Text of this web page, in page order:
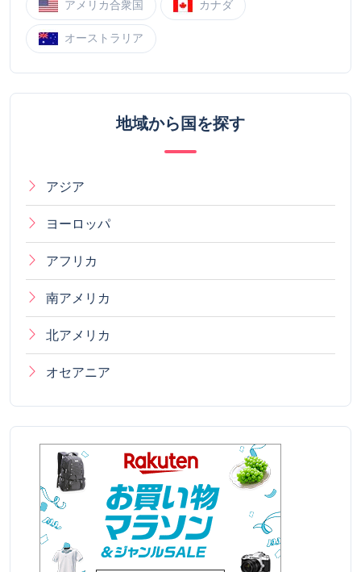
アメリカ合衆国 カナダ
オーストラリア
地域から国を探す
アジア
ヨーロッパ
アフリカ
南アメリカ
北アメリカ
オセアニア